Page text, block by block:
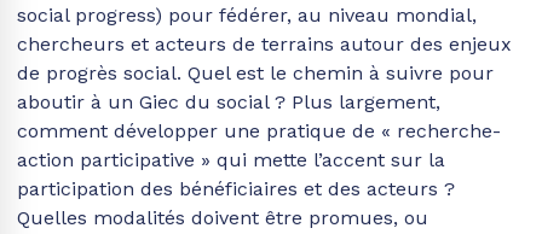
social progress) pour fédérer, au niveau mondial,
chercheurs et acteurs de terrains autour des enjeux
de progrès social. Quel est le chemin à suivre pour
aboutir à un Giec du social ? Plus largement,
comment développer une pratique de « recherche-
action participative » qui mette l’accent sur la
participation des bénéficiaires et des acteurs ?
Quelles modalités doivent être promues, ou